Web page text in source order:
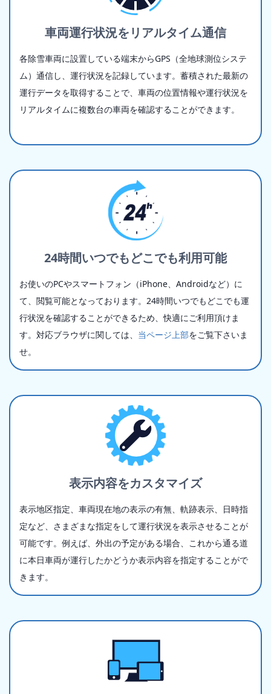
車両運行状況をリアルタイム通信
各除雪車両に設置している端末からGPS（全地球測位システ
ム）通信し、運行状況を記録しています。蓄積された最新の
運行データを取得することで、車両の位置情報や運行状況を
リアルタイムに複数台の車両を確認することができます。
24時間いつでもどこでも利用可能
お使いのPCやスマートフォン（iPhone、Androidなど）に
て、閲覧可能となっております。24時間いつでもどこでも運
行状況を確認することができるため、快適にご利用頂けま
す。対応ブラウザに関しては、 当ページ上部をご覧下さいま
せ。
表示内容をカスタマイズ
表示地区指定、車両現在地の表示の有無、軌跡表示、日時指
定など、さまざまな指定をして運行状況を表示させることが
可能です。例えば、外出の予定がある場合、これから通る道
に本日車両が運行したかどうか表示内容を指定することがで
きます。